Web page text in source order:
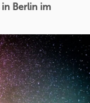
in Berlin im